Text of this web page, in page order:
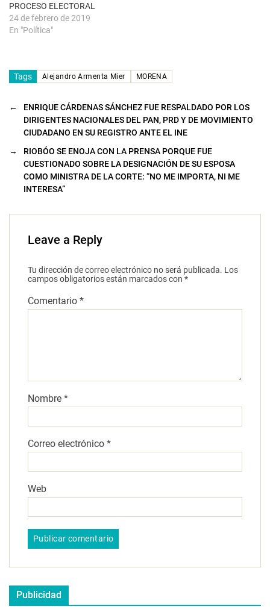
PROCESO ELECTORAL
24 de febrero de 2019
En "Política"
Tags Alejandro Armenta Mier MORENA
←
ENRIQUE CÁRDENAS SÁNCHEZ FUE RESPALDADO POR LOS
DIRIGENTES NACIONALES DEL PAN, PRD Y DE MOVIMIENTO
CIUDADANO EN SU REGISTRO ANTE EL INE
→
RIOBÓO SE ENOJA CON LA PRENSA PORQUE FUE
CUESTIONADO SOBRE LA DESIGNACIÓN DE SU ESPOSA
COMO MINISTRA DE LA CORTE: “NO ME IMPORTA, NI ME
INTERESA”
Leave a Reply
Tu dirección de correo electrónico no será publicada. Los
campos obligatorios están marcados con *
Comentario *
Nombre *
Correo electrónico *
Web
Publicidad